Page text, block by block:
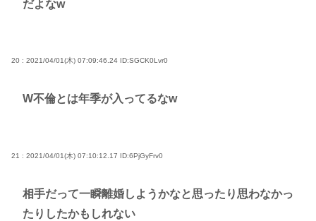
だよなw
20 : 2021/04/01(木) 07:09:46.24 ID:SGCK0Lvr0
W不倫とは年季が入ってるなw
21 : 2021/04/01(木) 07:10:12.17 ID:6PjGyFrv0
相手だって一瞬離婚しようかなと思ったり思わなかっ
たりしたかもしれない